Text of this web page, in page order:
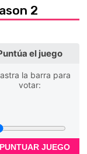
2
el juego
la barra para
votar:
PUNTUAR JUEGO